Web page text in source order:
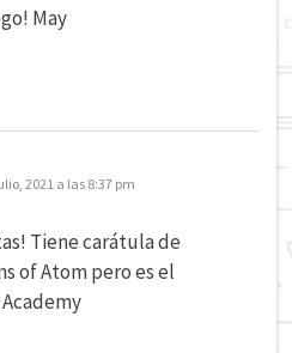
May
2021 a las 8:37 pm
Tiene carátula de
of Atom pero es el